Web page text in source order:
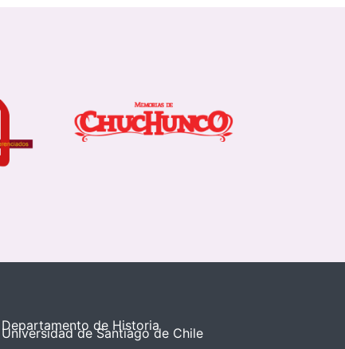
Departamento de Historia
Universidad de Santiago de Chile